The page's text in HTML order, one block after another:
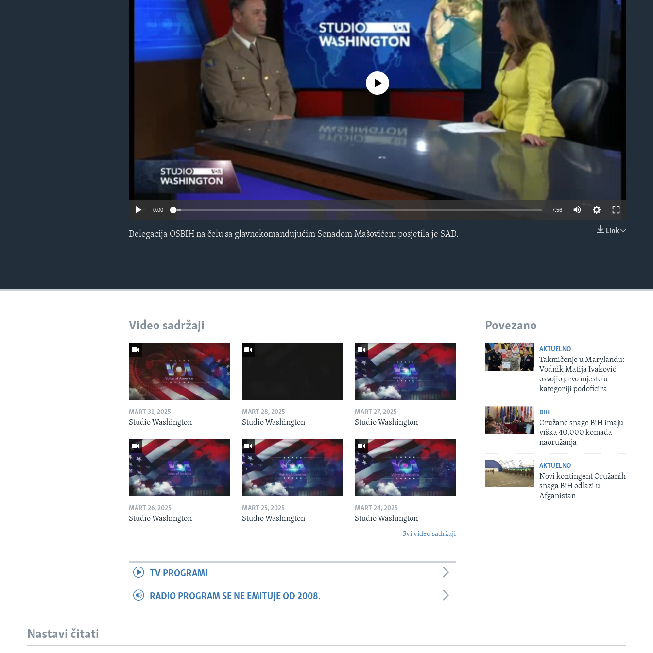
No media source currently available
0:00 7:56
Link
Delegacija OSBIH na čelu sa glavnokomandujućim Senadom Mašovićem posjetila je SAD.
Povezano
AKTUELNO
Takmičenje u Marylandu:
Vodnik Matija Ivaković
osvojio prvo mjesto u
kategoriji podoficira
BIH
Oružane snage BiH imaju
viška 40.000 komada
naoružanja
AKTUELNO
Novi kontingent Oružanih
snaga BiH odlazi u
Afganistan
Video sadržaji
MART 31, 2025
Studio Washington
MART 28, 2025
Studio Washington
MART 27, 2025
Studio Washington
MART 26, 2025
Studio Washington
MART 25, 2025
Studio Washington
MART 24, 2025
Studio Washington
Svi video sadržaji
TV PROGRAMI
RADIO PROGRAM SE NE EMITUJE OD 2008.
Nastavi čitati